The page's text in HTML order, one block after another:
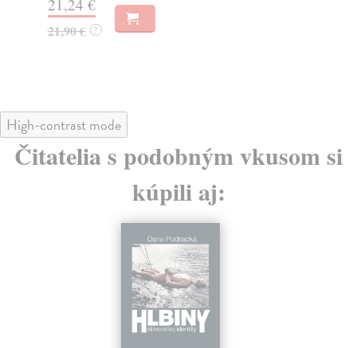
21,24 €
21,90 € ?
High-contrast mode
Čitatelia s podobným vkusom si
kúpili aj: